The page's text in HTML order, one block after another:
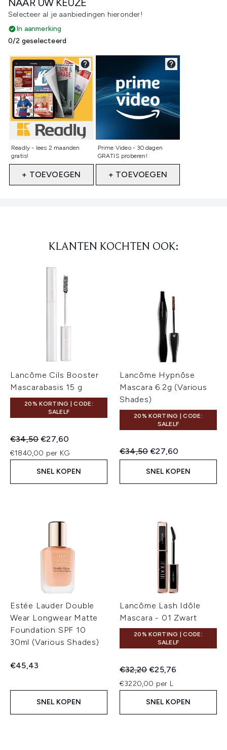
Selecteer al je aanbiedingen hieronder!
In aanmerking
0/2 geselecteerd
Readly - lees 2 maanden
gratis!
Niet geselecteerd
+ TOEVOEGEN
Prime Video - 30 dagen
GRATIS proberen!
Niet geselecteerd
+ TOEVOEGEN
KLANTEN KOCHTEN OOK:
Lancôme Cils Booster
Mascarabasis 15 g
20% KORTING | CODE:
SALELF
Recommended Retail Price:
€34,50Huidige prijs:
€27,60
€1840,00 per KG
SNEL KOPEN
Lancôme Hypnôse
Mascara 6.2g (Various
Shades)
20% KORTING | CODE:
SALELF
Recommended Retail Price:
€34,50Huidige prijs:
€27,60
SNEL KOPEN
Estée Lauder Double
Wear Longwear Matte
Foundation SPF 10
30ml (Various Shades)
€45,43
SNEL KOPEN
Lancôme Lash Idôle
Mascara - 01 Zwart
20% KORTING | CODE:
SALELF
Recommended Retail Price:
€32,20Huidige prijs:
€25,76
€3220,00 per L
SNEL KOPEN